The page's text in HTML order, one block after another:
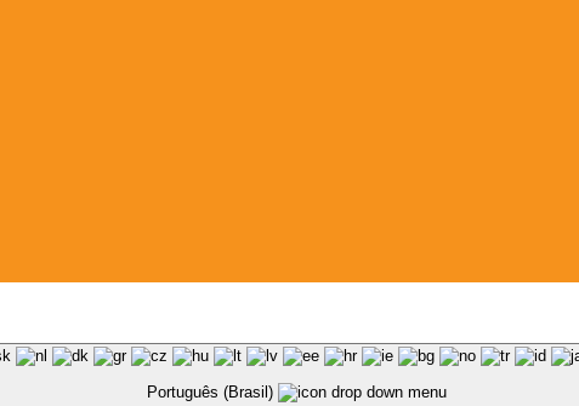
Português (Brasil)